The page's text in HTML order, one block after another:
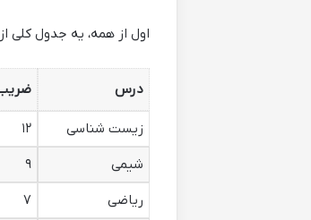
اول از همه، یه جدول
درس
زیست شناسی ۱۲
شیمی
۹
ریاضی
۷